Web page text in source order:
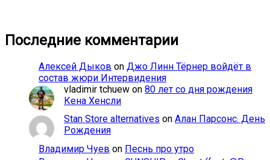
Последние комментарии
Алексей Дыков on Джо Линн Тёрнер войдёт в
состав жюри Интервидения
vladimir tchuew on 80 лет со дня рождения
Кена Хенсли
Stan Store alternatives on Алан Парсонс. День
Рождения
Владимир Чуев on Песнь про утро